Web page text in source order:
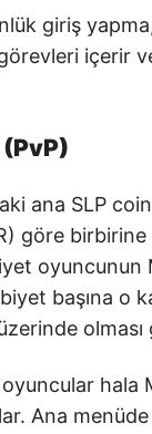
giriş
içerir
(PvP)
ana SLP
göre
oyuncunun
başına o
üzerinde
hala
Ana